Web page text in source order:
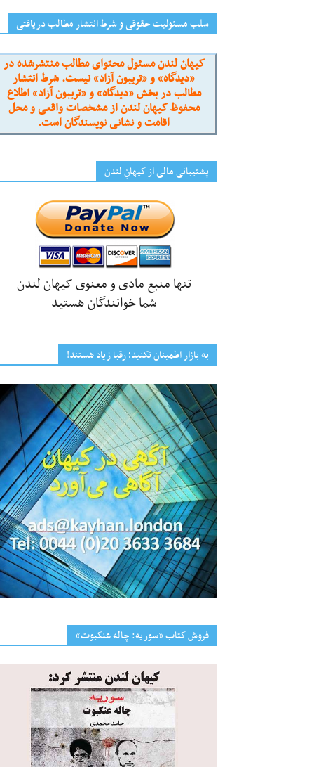
سلب مسئولیت حقوقی و شرط انتشار مطالب دریافتی
کیهان لندن مسئول محتوای مطالب منتشرشده در
«دیدگاه» و «تریبون آزاد» نیست. شرط انتشار
مطالب در بخش «دیدگاه» و «تریبون آزاد» اطلاع
محفوظ کیهان لندن از مشخصات واقعی و محل
اقامت و نشانی نویسندگان است.
پشتیبانی مالی از کیهانِ لندن
تنها منبع مادی و معنوی کیهان لندن
شما خوانندگان هستید
به بازار اطمینان نکنید؛ رقبا زیاد هستند!
فروش کتاب «سوریه: چاله عنکبوت»